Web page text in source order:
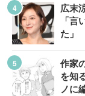
広末
「
た」
作家
を知
ノに